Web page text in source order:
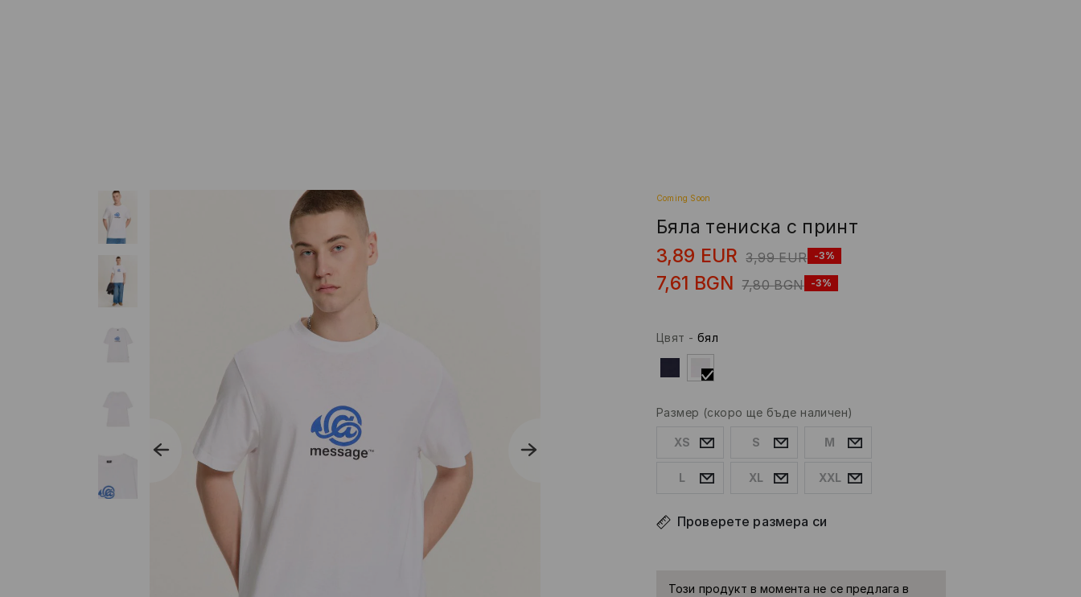
Coming Soon
Бяла тениска с принт
3,89 EUR 3,99 EUR -3%
7,61 BGN 7,80 BGN -3%
Цвят - бял
Размер (скоро ще бъде наличен)
XS S M
L XL XXL
Проверете размера си
Този продукт в момента не се предлага в